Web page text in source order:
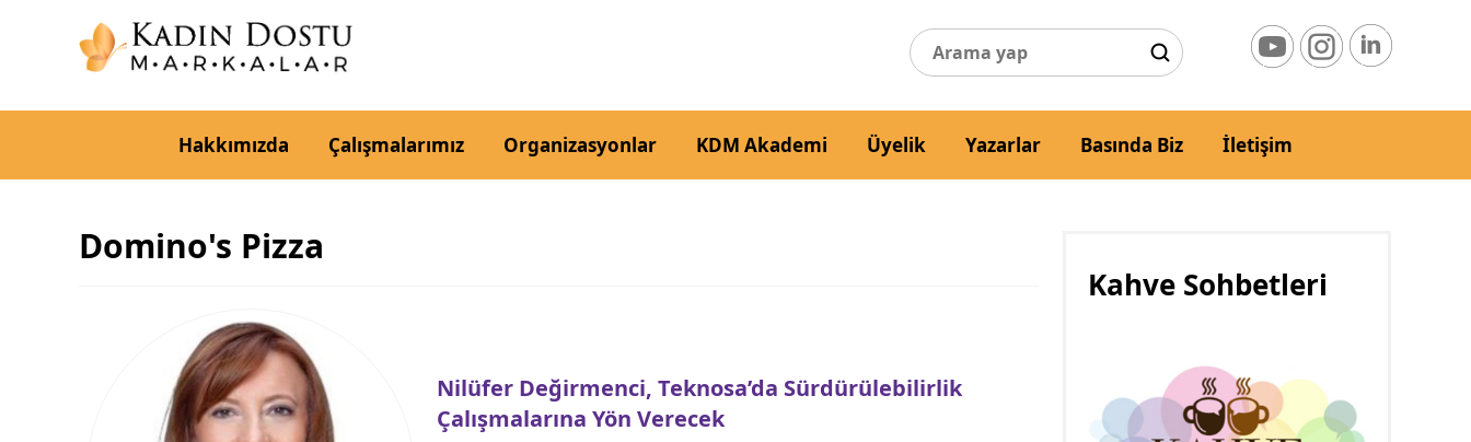
Hakkımızda Çalışmalarımız Organizasyonlar KDM Akademi Üyelik Yazarlar Basında Biz İletişim
Domino's Pizza
Nilüfer Değirmenci, Teknosa’da Sürdürülebilirlik
Çalışmalarına Yön Verecek
Kahve Sohbetleri